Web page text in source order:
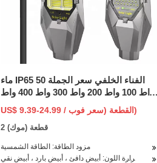
ماء IP65 الفناء الخلفي سعر الجملة 50
واط 100 واط 200 واط 300 واط 400 واط
حديقة الشمسية مصباح الشارع الأمن
الأضواء الكاشفة الجدار مصباح الكل في
US$ 9.39-24.99 / القطعة (سعر فوب)
2 قطعة (موك)
مزود الطاقة: الطاقة الشمسية
درجة حرارة اللون: أبيض دافئ ، أبيض بارد ، أبيض نقي